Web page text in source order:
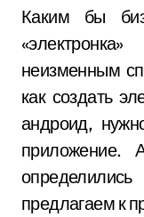
Каким бы
неизменным
как создать
андроид,
предлагаем к